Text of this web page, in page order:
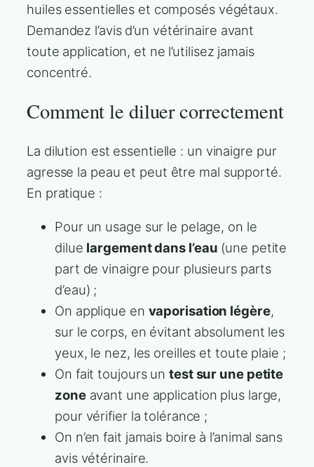
huiles essentielles et composés végétaux.
Demandez l’avis d’un vétérinaire avant
toute application, et ne l’utilisez jamais
concentré.
Comment le diluer correctement
La dilution est essentielle : un vinaigre pur
agresse la peau et peut être mal supporté.
En pratique :
Pour un usage sur le pelage, on le
dilue largement dans l’eau (une petite
part de vinaigre pour plusieurs parts
d’eau) ;
On applique en vaporisation légère,
sur le corps, en évitant absolument les
yeux, le nez, les oreilles et toute plaie ;
On fait toujours un test sur une petite
zoneavant une application plus large,
pour vérifier la tolérance ;
On n’en fait jamais boire à l’animal sans
avis vétérinaire.